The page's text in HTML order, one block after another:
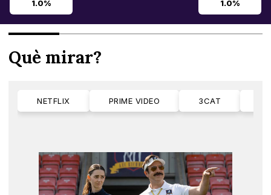
1.0% 1.0%
Què mirar?
NETFLIX PRIME VIDEO 3CAT